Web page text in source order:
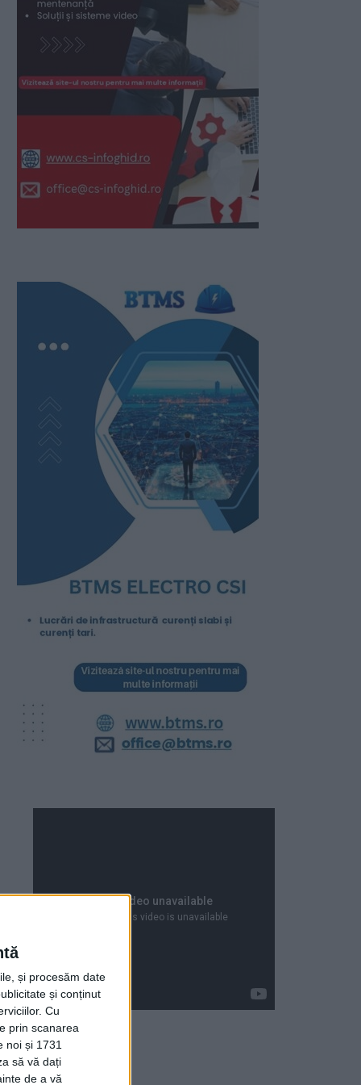
și procesăm date
și conținut
Cu
prin scanarea
noi și 1731
să vă dați
de a vă
Articole recente